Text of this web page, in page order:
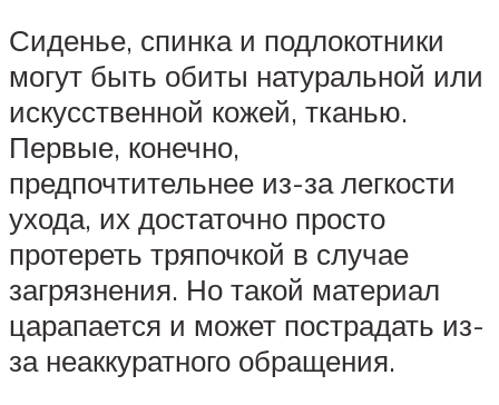
Сиденье, спинка и подлокотники
могут быть обиты натуральной или
искусственной кожей, тканью.
Первые, конечно,
предпочтительнее из-за легкости
ухода, их достаточно просто
протереть тряпочкой в случае
загрязнения. Но такой материал
царапается и может пострадать из-
за неаккуратного обращения.